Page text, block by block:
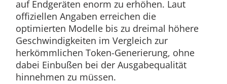
auf Endgeräten enorm zu erhöhen. Laut
offiziellen Angaben erreichen die
optimierten Modelle bis zu dreimal höhere
Geschwindigkeiten im Vergleich zur
herkömmlichen Token-Generierung, ohne
dabei Einbußen bei der Ausgabequalität
hinnehmen zu müssen.